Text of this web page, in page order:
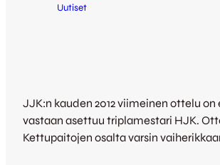
Uutiset
JJK:n kauden 2012 viimeinen ottelu on
vastaan asettuu triplamestari HJK.
Kettupaitojen osalta varsin